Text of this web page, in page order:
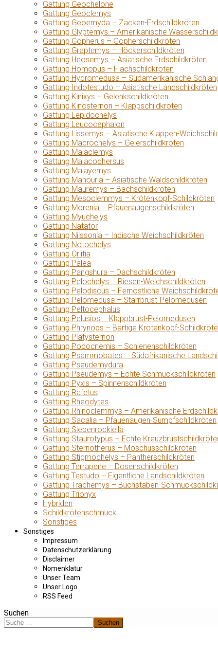
Gattung Geochelone
Gattung Geoclemys
Gattung Geoemyda – Zacken-Erdschildkröten
Gattung Glyptemys – Amerikanische
Gattung Gopherus – Gopherschildkröten
Gattung Graptemys – Höckerschildkröten
Gattung Heosemys – Asiatische Erdschildkröten
Gattung Homopus – Flachschildkröten
Gattung Hydromedusa – Südamerikanische
Gattung Indotestudo – Asiatische Landschildkröten
Gattung Kinixys – Gelenkschildkröten
Gattung Kinosternon – Klappschildkröten
Gattung Lepidochelys
Gattung Leucocephalon
Gattung Lissemys – Asiatische Klappen-
Gattung Macrochelys – Geierschildkröten
Gattung Malaclemys
Gattung Malacochersus
Gattung Malayemys
Gattung Manouria – Asiatische Waldschildkröten
Gattung Mauremys – Bachschildkröten
Gattung Mesoclemmys – Krötenkopf-Schildkröten
Gattung Morenia – Pfauenaugenschildkröten
Gattung Myuchelys
Gattung Natator
Gattung Nilssonia – Indische Weichschildkröten
Gattung Notochelys
Gattung Orlitia
Gattung Palea
Gattung Pangshura – Dachschildkröten
Gattung Pelochelys – Riesen-Weichschildkröten
Gattung Pelodiscus – Fernöstliche
Gattung Pelomedusa – Starrbrust-Pelomedusen
Gattung Peltocephalus
Gattung Pelusios – Klappbrust-Pelomedusen
Gattung Phrynops – Bärtige Krötenkopf-
Gattung Platysternon
Gattung Podocnemis – Schienenschildkröten
Gattung Psammobates – Südafrikanische
Gattung Pseudemydura
Gattung Pseudemys – Echte Schmuckschildkröten
Gattung Pyxis – Spinnenschildkröten
Gattung Rafetus
Gattung Rheodytes
Gattung Rhinoclemmys – Amerikanische
Gattung Sacalia – Pfauenaugen-Sumpfschildkröten
Gattung Siebenrockiella
Gattung Staurotypus – Echte
Gattung Sternotherus – Moschusschildkröten
Gattung Stigmochelys – Pantherschildkröten
Gattung Terrapene – Dosenschildkröten
Gattung Testudo – Eigentliche Landschildkröten
Gattung Trachemys – Buchstaben-
Gattung Trionyx
Hybriden
Schildkrötenschmuck
Sonstiges
Sonstiges
Impressum
Datenschutzerklärung
Disclaimer
Nomenklatur
Unser Team
Unser Logo
RSS Feed
Suchen
Suchen